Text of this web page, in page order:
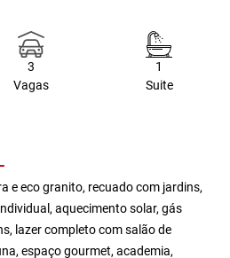
3
Vagas
1
Suite
e eco granito, recuado com jardins,
aquecimento solar, gás
lazer completo com salão de
espaço gourmet, academia,